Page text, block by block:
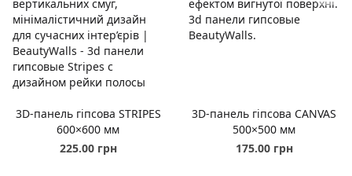
3D-панель гіпсова STRIPES
600×600 мм
225.00 грн
3D-панель гіпсова CANVAS
500×500 мм
175.00 грн